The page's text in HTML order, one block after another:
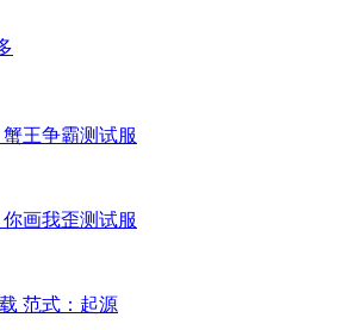
蟹王争霸测试服
你画我歪测试服
范式：起源